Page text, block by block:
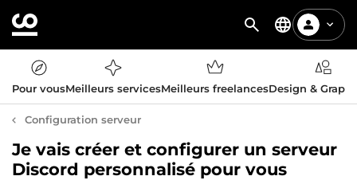
Pour vousMeilleurs servicesMeilleurs freelancesDesign &
Configuration serveur
Je vais créer et configurer un serveur
Discord personnalisé pour vous